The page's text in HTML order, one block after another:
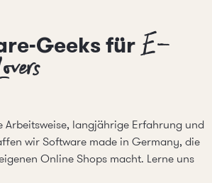
Geeks fürE-
Arbeitsweise, langjährige Erfahrung und
wir Software made in Germany, die
Online Shops macht. Lerne uns